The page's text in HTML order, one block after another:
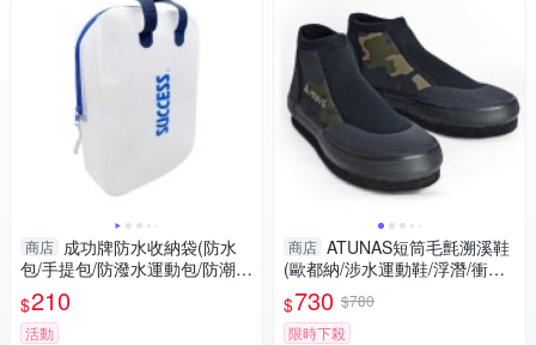
商店 成功牌防水收納袋(防水
包/手提包/防潑水運動包/防潮收
納)
$210
活動
商店 ATUNAS短筒毛氈溯溪鞋
(歐都納/涉水運動鞋/浮潛/衝浪/
防滑鞋/菜瓜布鞋/潛水鞋/溪釣玩
水/GetSport)
$730 $780
限時下殺